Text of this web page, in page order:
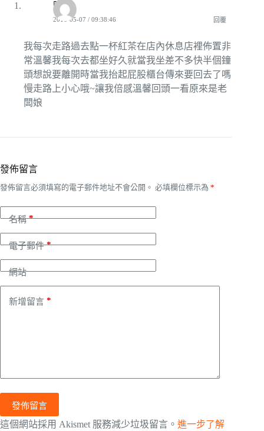
阿佑
2016-05-07 / 09:38:46 回覆
我每次走路過去點一杯紅茶在店內休息店裡佈置非
常溫馨我每次去都坐好久就當我坐差不多快半個鐘
頭想說要離開時當我抬起屁股櫃台傳來要回去了嗎
慢走路上小心哦~讓我倍感溫馨回頭一看原來是老
闆娘
發佈留言
發佈留言必須填寫的電子郵件地址不會公開。 必填欄位標示為 *
名稱*
電子郵件*
網站
新增留言 *
發佈留言
這個網站採用 Akismet 服務減少垃圾留言。 進一步了解